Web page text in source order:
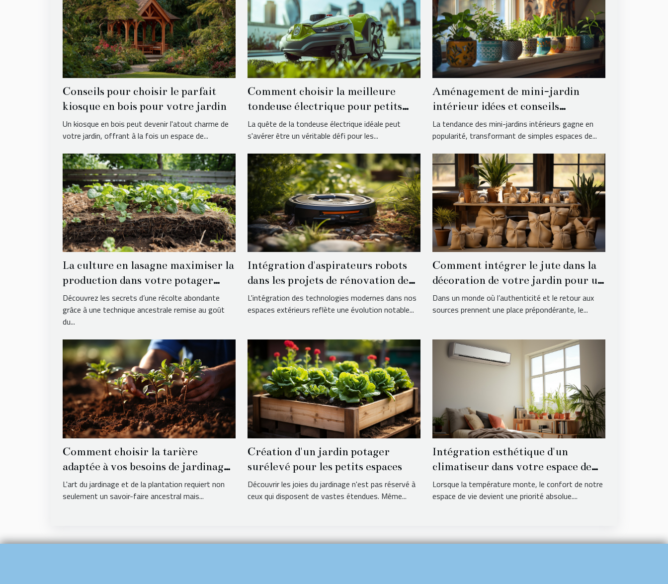
Conseils pour choisir le parfait
kiosque en bois pour votre jardin
Un kiosque en bois peut devenir l'atout charme de
votre jardin, offrant à la fois un espace de...
Comment choisir la meilleure
tondeuse électrique pour petits
jardins urbains
La quête de la tondeuse électrique idéale peut
s'avérer être un véritable défi pour les...
Aménagement de mini-jardin
intérieur idées et conseils
pratiques
La tendance des mini-jardins intérieurs gagne en
popularité, transformant de simples espaces de...
La culture en lasagne maximiser la
production dans votre potager
sans labour
Découvrez les secrets d’une récolte abondante
grâce à une technique ancestrale remise au goût
du...
Intégration d'aspirateurs robots
dans les projets de rénovation de
jardin
L'intégration des technologies modernes dans nos
espaces extérieurs reflète une évolution notable...
Comment intégrer le jute dans la
décoration de votre jardin pour un
look naturel
Dans un monde où l’authenticité et le retour aux
sources prennent une place prépondérante, le...
Comment choisir la tarière
adaptée à vos besoins de jardinage
et de plantation
L'art du jardinage et de la plantation requiert non
seulement un savoir-faire ancestral mais...
Création d'un jardin potager
surélevé pour les petits espaces
Découvrir les joies du jardinage n'est pas réservé à
ceux qui disposent de vastes étendues. Même...
Intégration esthétique d'un
climatiseur dans votre espace de
vie
Lorsque la température monte, le confort de notre
espace de vie devient une priorité absolue....